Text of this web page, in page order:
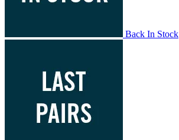
Back In Stock